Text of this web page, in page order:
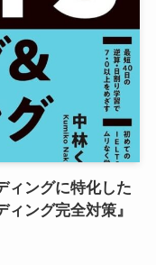
ィングに特化した
ング完全対策』